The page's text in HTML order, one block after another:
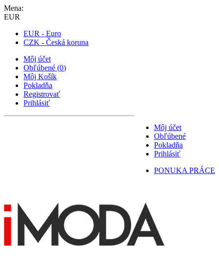
Mena:
EUR
EUR - Euro
CZK - Česká koruna
Môj účet
Obľúbené (0)
Môj Košík
Pokladňa
Registrovať
Prihlásiť
Môj účet
Obľúbené
Pokladňa
Prihlásiť
PONUKA PRÁCE